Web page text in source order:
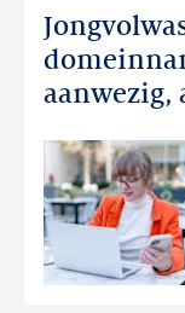
aanwezig,
Jongvolwassenen
aanwezig,
actie
volgt
later